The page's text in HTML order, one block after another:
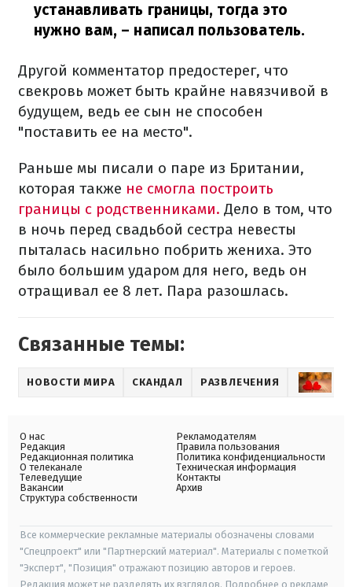
устанавливать границы, тогда это
нужно вам, – написал пользователь.
Другой комментатор предостерег, что
свекровь может быть крайне навязчивой в
будущем, ведь ее сын не способен
"поставить ее на место".
Раньше мы писали о паре из Британии,
которая также не смогла построить
границы с родственниками. Дело в том, что
в ночь перед свадьбой сестра невесты
пыталась насильно побрить жениха. Это
было большим ударом для него, ведь он
отращивал ее 8 лет. Пара разошлась.
Связанные темы:
НОВОСТИ МИРА СКАНДАЛ РАЗВЛЕЧЕНИЯ
О нас
Редакция
Редакционная политика
О телеканале
Телеведущие
Вакансии
Структура собственности
Рекламодателям
Правила пользования
Политика конфиденциальности
Техническая информация
Контакты
Архив
Все коммерческие рекламные материалы обозначены словами
"Спецпроект" или "Партнерский материал". Материалы с пометкой
"Эксперт", "Позиция" отражают позицию авторов и героев.
Редакция может не разделять их взглядов. Подробнее о рекламе